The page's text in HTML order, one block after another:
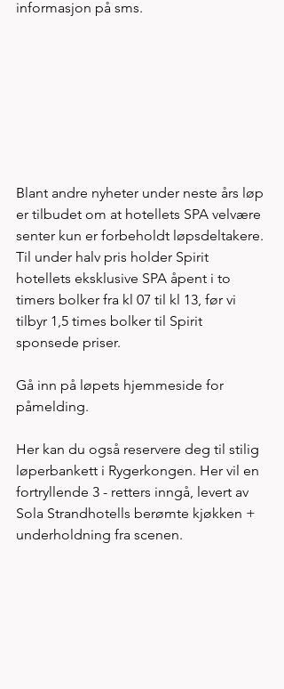
informasjon på sms.
Blant andre nyheter under neste års løp
er tilbudet om at hotellets SPA velvære
senter kun er forbeholdt løpsdeltakere.
Til under halv pris holder Spirit
hotellets eksklusive SPA åpent i to
timers bolker fra kl 07 til kl 13, før vi
tilbyr 1,5 times bolker til Spirit
sponsede priser.
Gå inn på løpets hjemmeside for
påmelding.
Her kan du også reservere deg til stilig
løperbankett i Rygerkongen. Her vil en
fortryllende 3 - retters inngå, levert av
Sola Strandhotells berømte kjøkken +
underholdning fra scenen.